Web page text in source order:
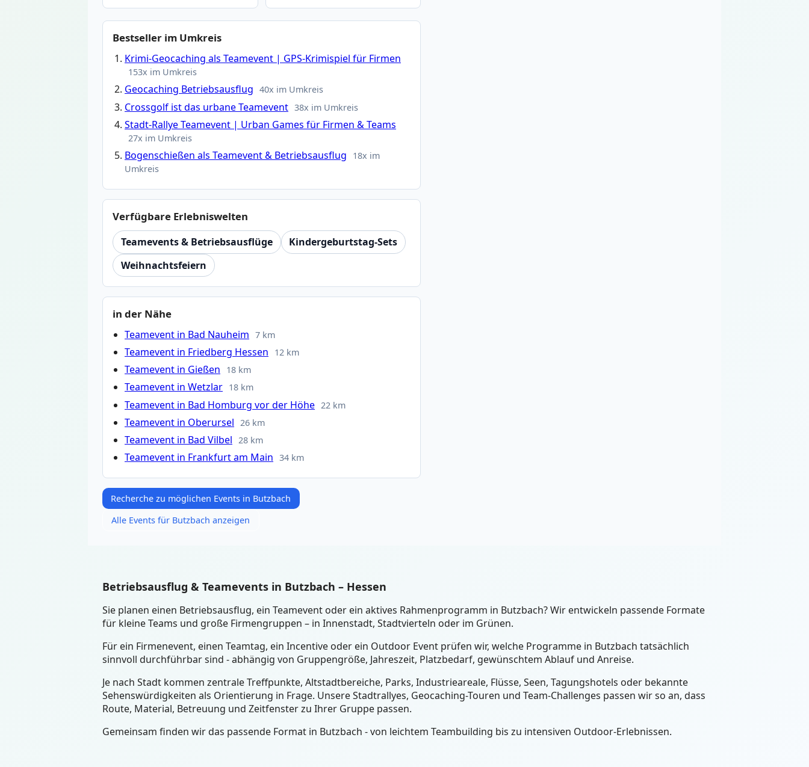
Bestseller im Umkreis
Krimi-Geocaching als Teamevent | GPS-Krimispiel für Firmen
153x im Umkreis
Geocaching Betriebsausflug 40x im Umkreis
Crossgolf ist das urbane Teamevent 38x im Umkreis
Stadt-Rallye Teamevent | Urban Games für Firmen & Teams
27x im Umkreis
Bogenschießen als Teamevent & Betriebsausflug
18x im
Umkreis
Verfügbare Erlebniswelten
Teamevents & Betriebsausflüge
Kindergeburtstag-Sets
Weihnachtsfeiern
in der Nähe
Teamevent in Bad Nauheim 7 km
Teamevent in Friedberg Hessen 12 km
Teamevent in Gießen 18 km
Teamevent in Wetzlar 18 km
Teamevent in Bad Homburg vor der Höhe 22 km
Teamevent in Oberursel 26 km
Teamevent in Bad Vilbel 28 km
Teamevent in Frankfurt am Main 34 km
Recherche zu möglichen Events in Butzbach
Alle Events für Butzbach anzeigen
Betriebsausflug & Teamevents in Butzbach – Hessen
Sie planen einen Betriebsausflug, ein Teamevent oder ein aktives Rahmenprogramm in Butzbach? Wir entwickeln passende Formate
für kleine Teams und große Firmengruppen – in Innenstadt, Stadtvierteln oder im Grünen.
Für ein Firmenevent, einen Teamtag, ein Incentive oder ein Outdoor Event prüfen wir, welche Programme in Butzbach tatsächlich
sinnvoll durchführbar sind - abhängig von Gruppengröße, Jahreszeit, Platzbedarf, gewünschtem Ablauf und Anreise.
Je nach Stadt kommen zentrale Treffpunkte, Altstadtbereiche, Parks, Industrieareale, Flüsse, Seen, Tagungshotels oder bekannte
Sehenswürdigkeiten als Orientierung in Frage. Unsere Stadtrallyes, Geocaching-Touren und Team-Challenges passen wir so an, dass
Route, Material, Betreuung und Zeitfenster zu Ihrer Gruppe passen.
Gemeinsam finden wir das passende Format in Butzbach - von leichtem Teambuilding bis zu intensiven Outdoor-Erlebnissen.